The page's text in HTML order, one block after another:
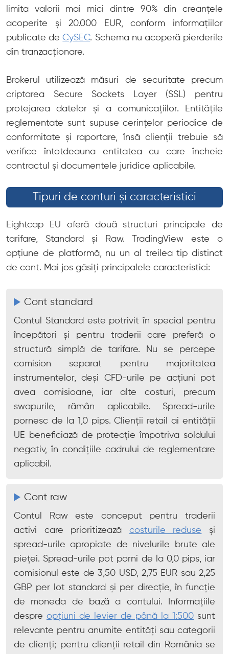
limita valorii mai mici dintre 90% din creanțele
acoperite și 20.000 EUR, conform informațiilor
publicate deCySEC. Schema nu acoperă pierderile
din tranzacționare.
Brokerul utilizează măsuri de securitate precum
criptarea Secure Sockets Layer (SSL) pentru
protejarea datelor și a comunicațiilor. Entitățile
reglementate sunt supuse cerințelor periodice de
conformitate și raportare, însă clienții trebuie să
verifice întotdeauna entitatea cu care încheie
contractul și documentele juridice aplicabile.
Tipuri de conturi și caracteristici
Eightcap EU oferă două structuri principale de
tarifare, Standard și Raw. TradingView este o
opțiune de platformă, nu un al treilea tip distinct
de cont. Mai jos găsiți principalele caracteristici:
Cont standard
Contul Standard este potrivit în special pentru
începători și pentru traderii care preferă o
structură simplă de tarifare. Nu se percepe
comision separat pentru majoritatea
instrumentelor, deși CFD-urile pe acțiuni pot
avea comisioane, iar alte costuri, precum
swapurile, rămân aplicabile. Spread-urile
pornesc de la 1,0 pips. Clienții retail ai entității
UE beneficiază de protecție împotriva soldului
negativ, în condițiile cadrului de reglementare
aplicabil.
Cont raw
Contul Raw este conceput pentru traderii
activi care prioritizează costurile reduse și
spread-urile apropiate de nivelurile brute ale
pieței. Spread-urile pot porni de la 0,0 pips, iar
comisionul este de 3,50 USD, 2,75 EUR sau 2,25
GBP per lot standard și per direcție, în funcție
de moneda de bază a contului. Informațiile
despre opțiuni de levier de până la 1:500 sunt
relevante pentru anumite entități sau categorii
de clienți; pentru clienții retail din România se